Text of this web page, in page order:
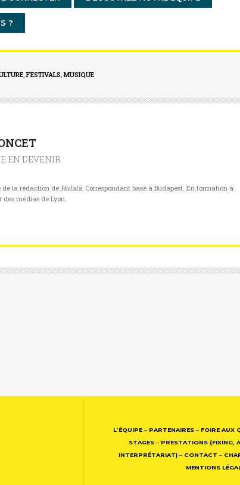
?
,FESTIVALS,MUSIQUE
EN DEVENIR
la rédaction deHulala. Correspondant basé à Budapest. En formation à
médias de Lyon.
L’ÉQUIPE – PARTENAIRES – FOIRE AUX
STAGES– PRESTATIONS (FIXING,
INTERPRÉTARIAT) – CONTACT –
MENTIONS